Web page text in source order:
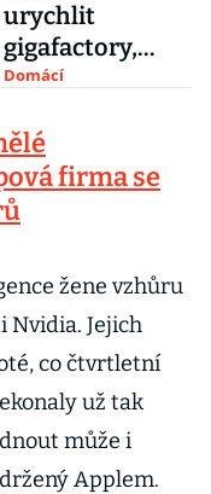
urychlit
gigafactory,
jadernou
další velké
projekty, říká
Fiala
Domácí
firma se
žene vzhůru
Nvidia. Jejich
co čtvrtletní
už tak
může i
Applem.